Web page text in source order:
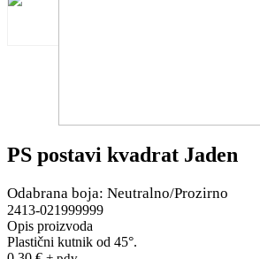
PS postavi kvadrat Jaden
Odabrana boja: Neutralno/Prozirno
2413-021999999
Opis proizvoda
Plastični kutnik od 45°.